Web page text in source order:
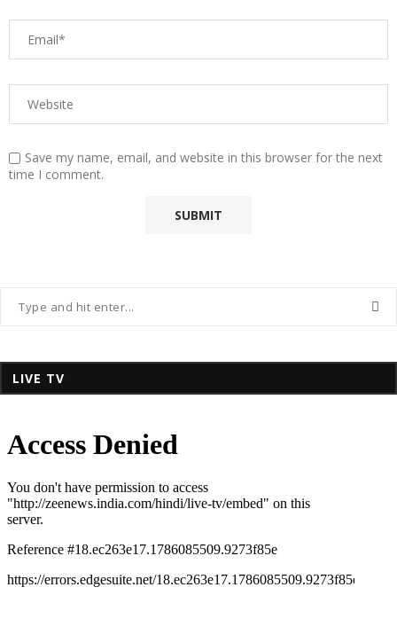
Save my name, email, and website in this browser for the next
time I comment.
LIVE TV